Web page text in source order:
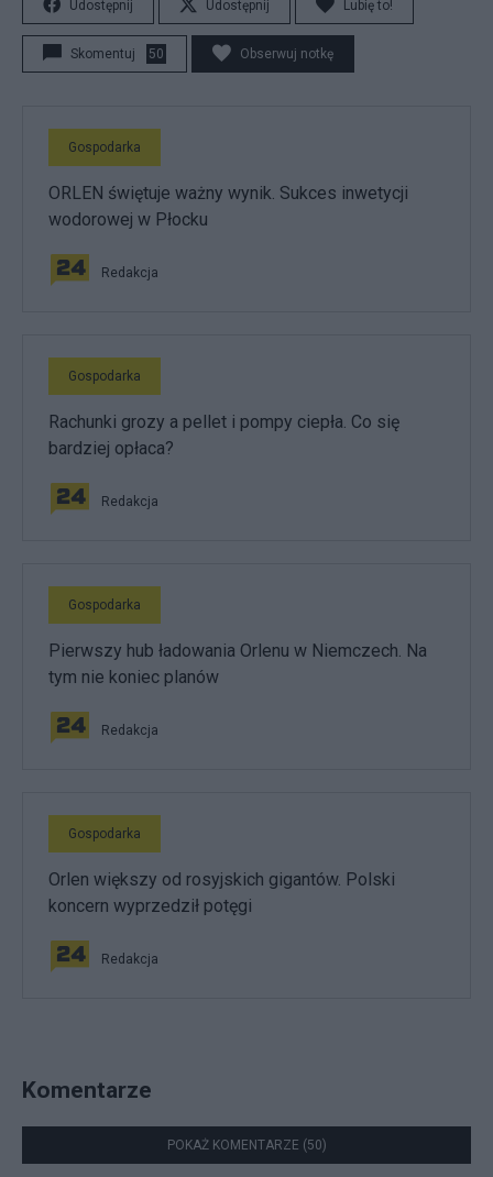
Udostępnij Udostępnij Lubię to!
Skomentuj 50 Obserwuj notkę
Gospodarka
ORLEN świętuje ważny wynik. Sukces inwetycji
wodorowej w Płocku
Redakcja
Gospodarka
Rachunki grozy a pellet i pompy ciepła. Co się
bardziej opłaca?
Redakcja
Gospodarka
Pierwszy hub ładowania Orlenu w Niemczech. Na
tym nie koniec planów
Redakcja
Gospodarka
Orlen większy od rosyjskich gigantów. Polski
koncern wyprzedził potęgi
Redakcja
Komentarze
POKAŻ KOMENTARZE (50)